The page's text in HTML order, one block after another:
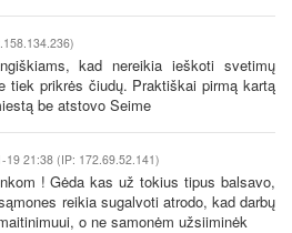
kad nereikia ieškoti svetimų
tiek prikrės čiudų. Praktiškai pirmą kartą
be atstovo Seime
19 21:38 (IP: 172.69.52.141)
! Gėda kas už tokius tipus balsavo,
reikia sugalvoti atrodo, kad darbų
o ne samonėm užsiiminėk